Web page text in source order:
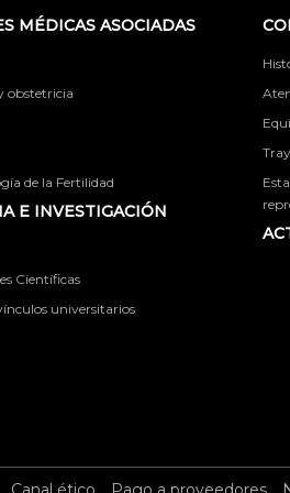
MÉDICAS ASOCIADAS
obstetricia
de la Fertilidad
E INVESTIGACIÓN
Científicas
universitarios